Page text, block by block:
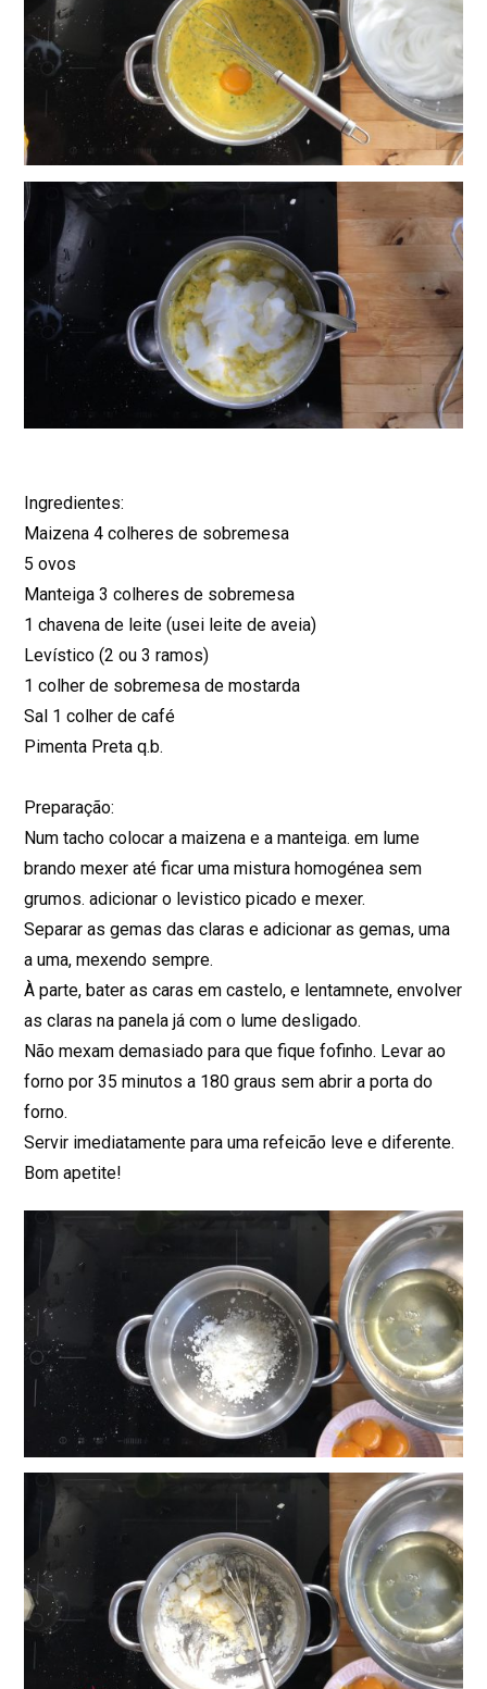
Ingredientes:
Maizena 4 colheres de sobremesa
5 ovos
Manteiga 3 colheres de sobremesa
1 chavena de leite (usei leite de aveia)
Levístico (2 ou 3 ramos)
1 colher de sobremesa de mostarda
Sal 1 colher de café
Pimenta Preta q.b.
Preparação:
Num tacho colocar a maizena e a manteiga. em lume
brando mexer até ficar uma mistura homogénea sem
grumos. adicionar o levistico picado e mexer.
Separar as gemas das claras e adicionar as gemas, uma
a uma, mexendo sempre.
À parte, bater as caras em castelo, e lentamnete, envolver
as claras na panela já com o lume desligado.
Não mexam demasiado para que fique fofinho. Levar ao
forno por 35 minutos a 180 graus sem abrir a porta do
forno.
Servir imediatamente para uma refeicão leve e diferente.
Bom apetite!